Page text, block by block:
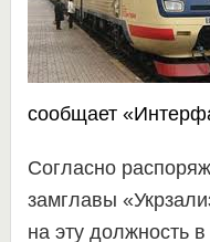
сообщает
Согласно
замглавы
на эту должность